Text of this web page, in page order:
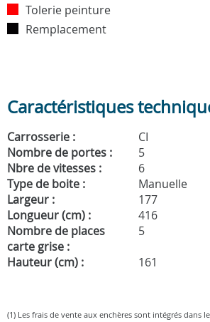
Tolerie peinture
Remplacement
Caractéristiques
Carrosserie :
CI
Nombre de portes :
5
Nbre de vitesses :
6
Type de boite :
Manuelle
Largeur :
177
Longueur (cm) :
416
Nombre de places
carte grise :
5
Hauteur (cm) :
161
(1) Les frais de vente aux enchères sont intégrés dans